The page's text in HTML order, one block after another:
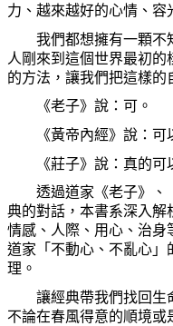
力、越來越好的心情、容
我們都想擁有一顆不
人剛來到這個世界最初
的方法，讓我們把這樣的
《老子》說：可。
《黃帝內經》說：可
《莊子》說：真的可
透過道家《老子》、
典的對話，本書系深入解
情感、人際、用心、治身
道家「不動心、不亂心」
理。
讓經典帶我們找回生命
不論在春風得意的順境或